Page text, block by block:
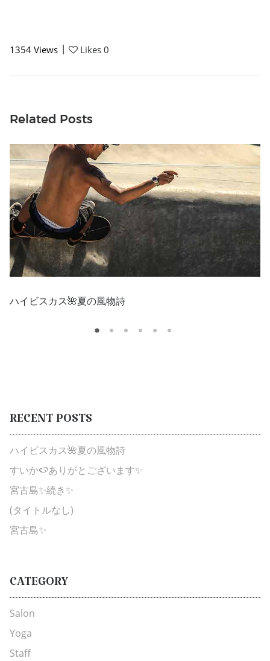
1354 Views | Likes 0
Related Posts
ハイビスカス🌺夏の風物詩
RECENT POSTS
ハイビスカス🌺夏の風物詩
すいか🍉ありがとございます✨
宮古島✨続き✨
(タイトルなし)
宮古島✨
CATEGORY
Salon
Yoga
Staff